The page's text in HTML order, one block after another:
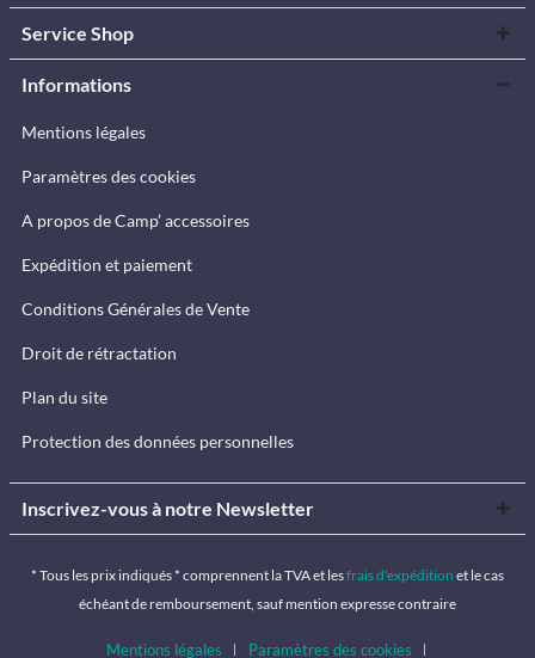
Service Shop
Informations
Mentions légales
Paramètres des cookies
A propos de Camp’ accessoires
Expédition et paiement
Conditions Générales de Vente
Droit de rétractation
Plan du site
Protection des données personnelles
Inscrivez-vous à notre Newsletter
* Tous les prix indiqués * comprennent la TVA et lesfrais d'expédition et le cas
échéant de remboursement, sauf mention expresse contraire
Mentions légales Paramètres des cookies